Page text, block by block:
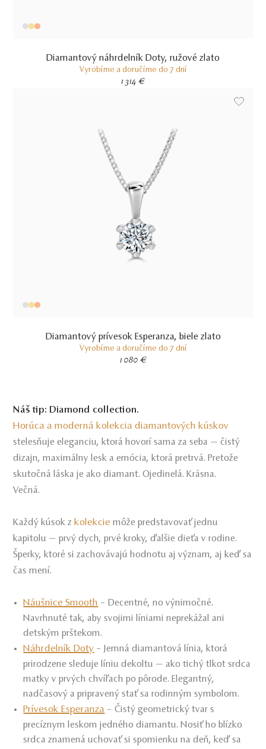
Diamantový náhrdelník Doty, ružové zlato
Vyrobíme a doručíme do 7 dní
1 314 €
Diamantový prívesok Esperanza, biele zlato
Vyrobíme a doručíme do 7 dní
1 080 €
Náš tip: Diamond collection.
Horúca a moderná kolekcia diamantových kúskov
stelesňuje eleganciu, ktorá hovorí sama za seba — čistý
dizajn, maximálny lesk a emócia, ktorá pretrvá. Pretože
skutočná láska je ako diamant. Ojedinelá. Krásna.
Večná.
Každý kúsok z kolekcie môže predstavovať jednu
kapitolu — prvý dych, prvé kroky, ďalšie dieťa v rodine.
Šperky, ktoré si zachovávajú hodnotu aj význam, aj keď sa
čas mení.
Náušnice Smooth – Decentné, no výnimočné.
Navrhnuté tak, aby svojimi líniami neprekážal ani
detským prštekom.
Náhrdelník Doty – Jemná diamantová línia, ktorá
prirodzene sleduje líniu dekoltu — ako tichý tlkot srdca
matky v prvých chvíľach po pôrode. Elegantný,
nadčasový a pripravený stať sa rodinným symbolom.
Prívesok Esperanza – Čistý geometrický tvar s
precíznym leskom jedného diamantu. Nosiť ho blízko
srdca znamená uchovať si spomienku na deň, keď sa